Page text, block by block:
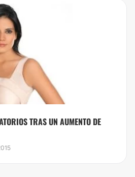
TRAS UN AUMENTO DE